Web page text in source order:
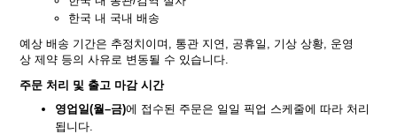
한국 내 국내 배송
예상 배송 기간은 추정치이며, 통관 지연, 공휴일, 기상 상황, 운영
상 제약 등의 사유로 변동될 수 있습니다.
주문 처리 및 출고 마감 시간
영업일 (월 –금)에 접수된 주문은 일일 픽업 스케줄에 따라 처리
됩니다.